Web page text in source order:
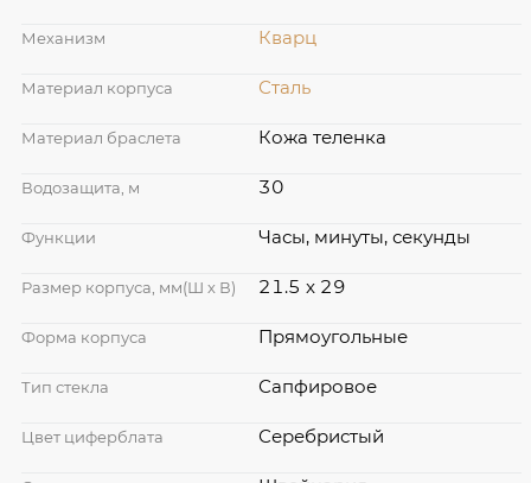
Механизм Кварц
Материал корпуса Сталь
Материал браслета Кожа теленка
Водозащита, м 30
Функции Часы, минуты, секунды
Размер корпуса, мм(Ш х В) 21.5 x 29
Форма корпуса Прямоугольные
Тип стекла Сапфировое
Цвет циферблата Серебристый